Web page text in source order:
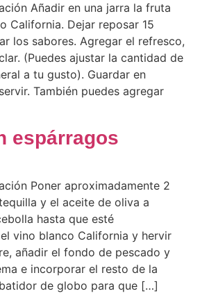
Añadir en una jarra la fruta
California. Dejar reposar 15
los sabores. Agregar el refresco,
(Puedes ajustar la cantidad de
a tu gusto). Guardar en
También puedes agregar
espárragos
Poner aproximadamente 2
y el aceite de oliva a
hasta que esté
vino blanco California y hervir
añadir el fondo de pescado y
e incorporar el resto de la
de globo para que […]